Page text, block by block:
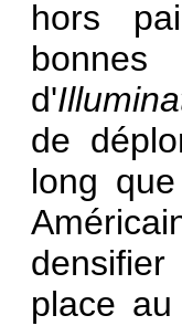
hors
d'
de
long
place